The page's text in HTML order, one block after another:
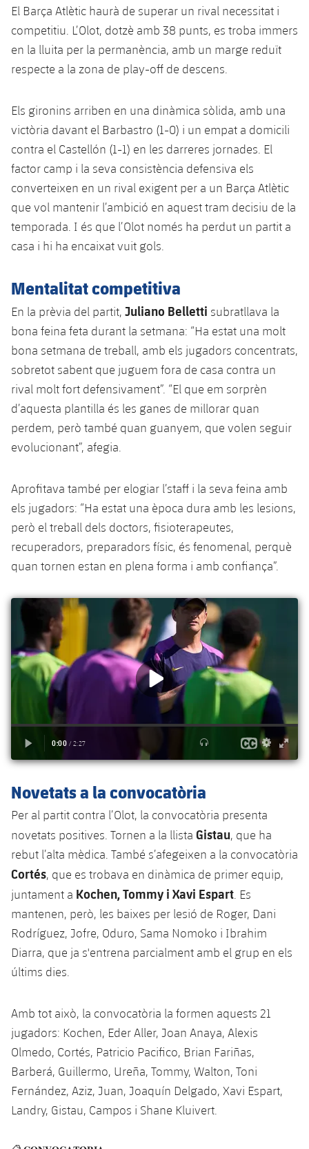
El Barça Atlètic haurà de superar un rival necessitat i
competitiu. L’Olot, dotzè amb 38 punts, es troba immers
en la lluita per la permanència, amb un marge reduït
respecte a la zona de play-off de descens.
Els gironins arriben en una dinàmica sòlida, amb una
victòria davant el Barbastro (1-0) i un empat a domicili
contra el Castellón (1-1) en les darreres jornades. El
factor camp i la seva consistència defensiva els
converteixen en un rival exigent per a un Barça Atlètic
que vol mantenir l’ambició en aquest tram decisiu de la
temporada. I és que l’Olot només ha perdut un partit a
casa i hi ha encaixat vuit gols.
Mentalitat competitiva
En la prèvia del partit, Juliano Belletti subratllava la
bona feina feta durant la setmana: “Ha estat una molt
bona setmana de treball, amb els jugadors concentrats,
sobretot sabent que juguem fora de casa contra un
rival molt fort defensivament”. “El que em sorprèn
d’aquesta plantilla és les ganes de millorar quan
perdem, però també quan guanyem, que volen seguir
evolucionant”, afegia.
Aprofitava també per elogiar l’staff i la seva feina amb
els jugadors: “Ha estat una època dura amb les lesions,
però el treball dels doctors, fisioterapeutes,
recuperadors, preparadors físic, és fenomenal, perquè
quan tornen estan en plena forma i amb confiança”.
Novetats a la convocatòria
Per al partit contra l’Olot, la convocatòria presenta
novetats positives. Tornen a la llista Gistau, que ha
rebut l’alta mèdica. També s’afegeixen a la convocatòria
Cortés, que es trobava en dinàmica de primer equip,
juntament a Kochen, Tommy i Xavi Espart . Es
mantenen, però, les baixes per lesió de Roger, Dani
Rodríguez, Jofre, Oduro, Sama Nomoko i Ibrahim
Diarra, que ja s'entrena parcialment amb el grup en els
últims dies.
Amb tot això, la convocatòria la formen aquests 21
jugadors: Kochen, Eder Aller, Joan Anaya, Alexis
Olmedo, Cortés, Patricio Pacifico, Brian Fariñas,
Barberá, Guillermo, Ureña, Tommy, Walton, Toni
Fernández, Aziz, Juan, Joaquín Delgado, Xavi Espart,
Landry, Gistau, Campos i Shane Kluivert.